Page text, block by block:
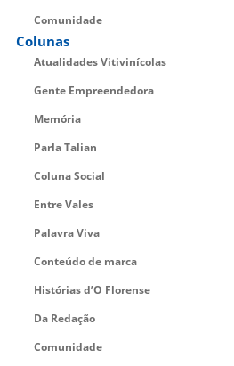
Comunidade
Colunas
Atualidades Vitivinícolas
Gente Empreendedora
Memória
Parla Talian
Coluna Social
Entre Vales
Palavra Viva
Conteúdo de marca
Histórias d’O Florense
Da Redação
Comunidade